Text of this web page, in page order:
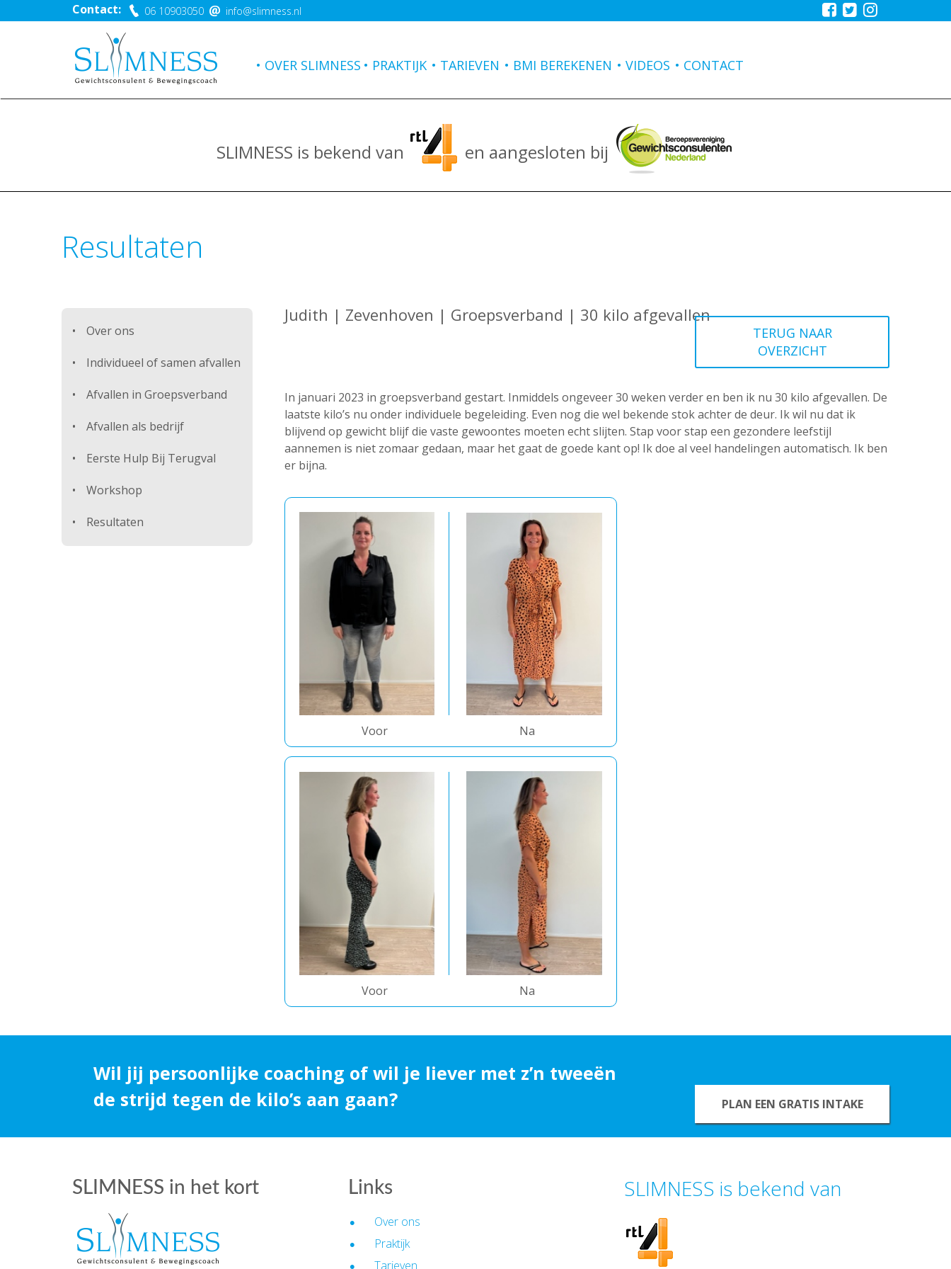
Contact: 06 10903050 info@slimness.nl
OVER SLIMNESS PRAKTIJK TARIEVEN BMI BEREKENEN VIDEOS CONTACT
SLIMNESS is bekend van en aangesloten bij
Resultaten
Over ons
Individueel of samen afvallen
Afvallen in Groepsverband
Afvallen als bedrijf
Eerste Hulp Bij Terugval
Workshop
Resultaten
Judith | Zevenhoven | Groepsverband | 30 kilo afgevallen
TERUG NAAR
OVERZICHT
In januari 2023 in groepsverband gestart. Inmiddels ongeveer 30 weken verder en ben ik nu 30 kilo afgevallen. De
laatste kilo’s nu onder individuele begeleiding. Even nog die wel bekende stok achter de deur. Ik wil nu dat ik
blijvend op gewicht blijf die vaste gewoontes moeten echt slijten. Stap voor stap een gezondere leefstijl
aannemen is niet zomaar gedaan, maar het gaat de goede kant op! Ik doe al veel handelingen automatisch. Ik ben
er bijna.
Voor Na
Voor Na
Wil jij persoonlijke coaching of wil je liever met z’n tweeën
de strijd tegen de kilo’s aan gaan?
PLAN EEN GRATIS INTAKE
SLIMNESS in het kort Links
Over ons
Praktijk
Tarieven
SLIMNESS is bekend van